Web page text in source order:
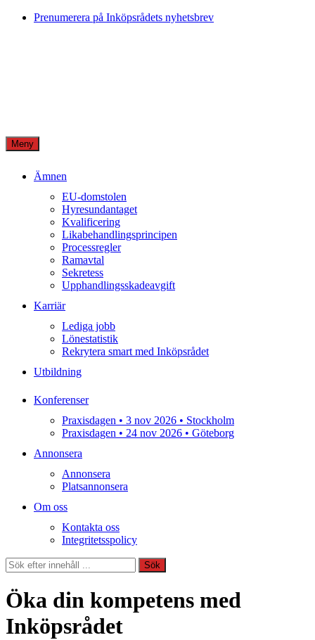
Skip
Prenumerera på Inköpsrådets nyhetsbrev
Meny
Ämnen
EU-domstolen
Hyresundantaget
Kvalificering
Likabehandlingsprincipen
Processregler
Ramavtal
Sekretess
Upphandlingsskadeavgift
Karriär
Lediga jobb
Lönestatistik
Rekrytera smart med Inköpsrådet
Utbildning
Konferenser
Praxisdagen • 3 nov 2026 • Stockholm
Praxisdagen • 24 nov 2026 • Göteborg
Annonsera
Annonsera
Platsannonsera
Om oss
Kontakta oss
Integritetsspolicy
Sök
Sök
Öka din kompetens med
Inköpsrådet